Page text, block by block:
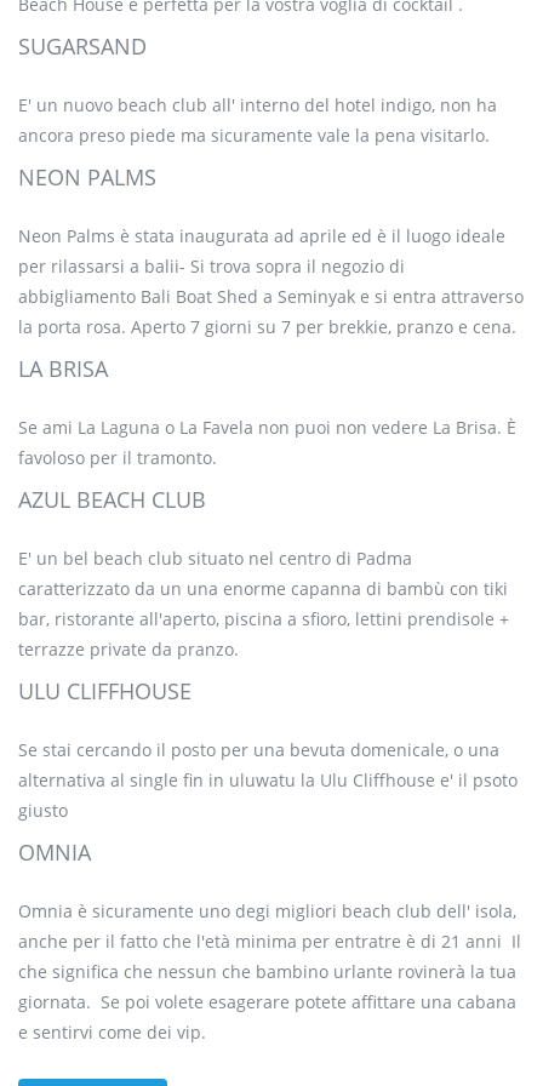
SUGARSAND
E' un nuovo beach club all' interno del hotel indigo, non ha
ancora preso piede ma sicuramente vale la pena visitarlo.
NEON PALMS
Neon Palms è stata inaugurata ad aprile ed è il luogo ideale
per rilassarsi a balii- Si trova sopra il negozio di
abbigliamento Bali Boat Shed a Seminyak e si entra attraverso
la porta rosa. Aperto 7 giorni su 7 per brekkie, pranzo e cena.
LA BRISA
Se ami La Laguna o La Favela non puoi non vedere La Brisa. È
favoloso per il tramonto.
AZUL BEACH CLUB
E' un bel beach club situato nel centro di Padma
caratterizzato da un una enorme capanna di bambù con tiki
bar, ristorante all'aperto, piscina a sfioro, lettini prendisole +
terrazze private da pranzo.
ULU CLIFFHOUSE
Se stai cercando il posto per una bevuta domenicale, o una
alternativa al single fin in uluwatu la Ulu Cliffhouse e' il psoto
giusto
OMNIA
Omnia è sicuramente uno degi migliori beach club dell' isola,
anche per il fatto che l'età minima per entratre è di 21 anni Il
che significa che nessun che bambino urlante rovinerà la tua
giornata. Se poi volete esagerare potete affittare una cabana
e sentirvi come dei vip.